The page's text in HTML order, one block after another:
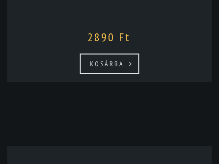
2890 Ft
KOSÁRBA